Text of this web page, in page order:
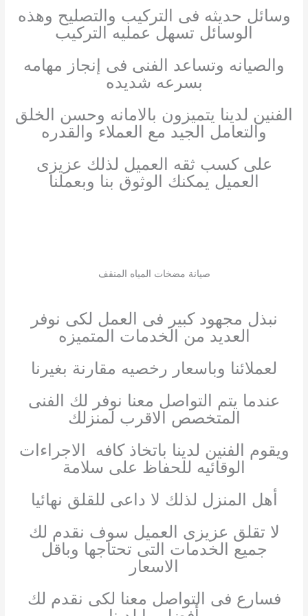
وسائل حديثه فى التركيب والتصليح وهذه
الوسائل تسهل عمليه التركيب
والصيانه وتساعد الفنى فى إنجاز مهامه
بسرعه شديده
الفنين لدينا يتميزون بالامانه وحسن الخلق
والتعامل الجيد مع العملاء والقدره
على كسب ثقه العميل لذلك عزيزى
العميل يمكنك الوثوق بنا وبعملنا
صيانة مضخات المياه المنقف
نبذل مجهود كبير فى العمل لكى نوفر
العديد من الخدمات المتميزه
لعملائنا وباسعار رخصيه مقارنة بغيرنا
عندما يتم التواصل معنا نوفر لك الفنى
المتخصص الاقرب لمنزلك
ويقوم الفنين لدينا باتخاذ كافه الاجراءات
الوقائيه للحفاظ على سلامة
أهل المنزل لذلك لا داعى للقلق نهائيا
لا تقلق عزيزى العميل سوف نقدم لك
جميع الخدمات التى تحتاجها وباقل
الاسعار
فسارع فى التواصل معنا لكى نقدم لك